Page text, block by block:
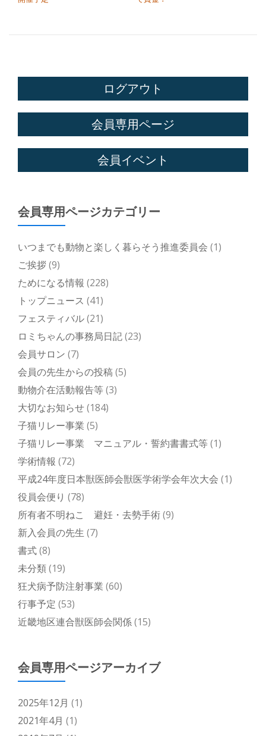
ログアウト
会員専用ページ
会員イベント
会員専用ページカテゴリー
いつまでも動物と楽しく暮らそう推進委員会 (1)
ご挨拶(9)
ためになる情報 (228)
トップニュース (41)
フェスティバル(21)
ロミちゃんの事務局日記(23)
会員サロン (7)
会員の先生からの投稿(5)
動物介在活動報告等(3)
大切なお知らせ(184)
子猫リレー事業 (5)
子猫リレー事業 マニュアル・誓約書書式等(1)
学術情報 (72)
平成24年度日本獣医師会獣医学術学会年次大会 (1)
役員会便り (78)
所有者不明ねこ 避妊・去勢手術(9)
新入会員の先生 (7)
書式(8)
未分類(19)
狂犬病予防注射事業 (60)
行事予定 (53)
近畿地区連合獣医師会関係(15)
会員専用ページアーカイブ
2025年12月 (1)
2021年4月 (1)